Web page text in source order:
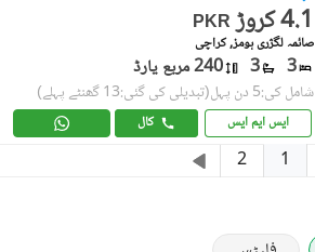
PKR 4.1 کروڑ
صائمہ لگژری ہومز, کراچی
3
3 240 مربع یارڈ
شامل کی:5 دن پہل (تبدیلی کی گئی:13 گھنٹے پہلے)
ایس ایم ایس کال
1
2